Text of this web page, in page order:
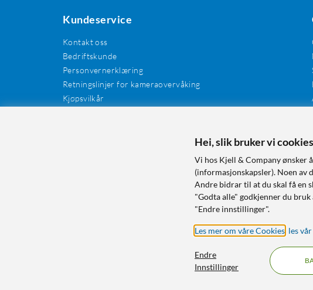
Kundeservice
Kontakt oss
Bedriftskunde
Personvernerklæring
Retningslinjer for kameraovervåking
Kjøpsvilkår
Hei, slik bruker vi
Vi hos Kjell & Company ønsker
(informasjonskapsler). Noen av
Andre bidrar til at du skal få en
"Godta alle" godkjenner du bruk
"Endre innstillinger".
Les mer om våre Cookies les
Endre
Innstillinger